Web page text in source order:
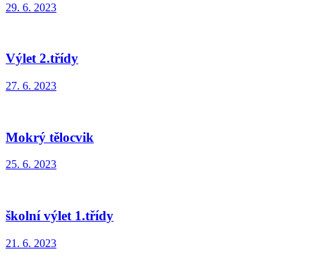
29. 6. 2023
Výlet 2.třídy
27. 6. 2023
Mokrý tělocvik
25. 6. 2023
školní výlet 1.třídy
21. 6. 2023